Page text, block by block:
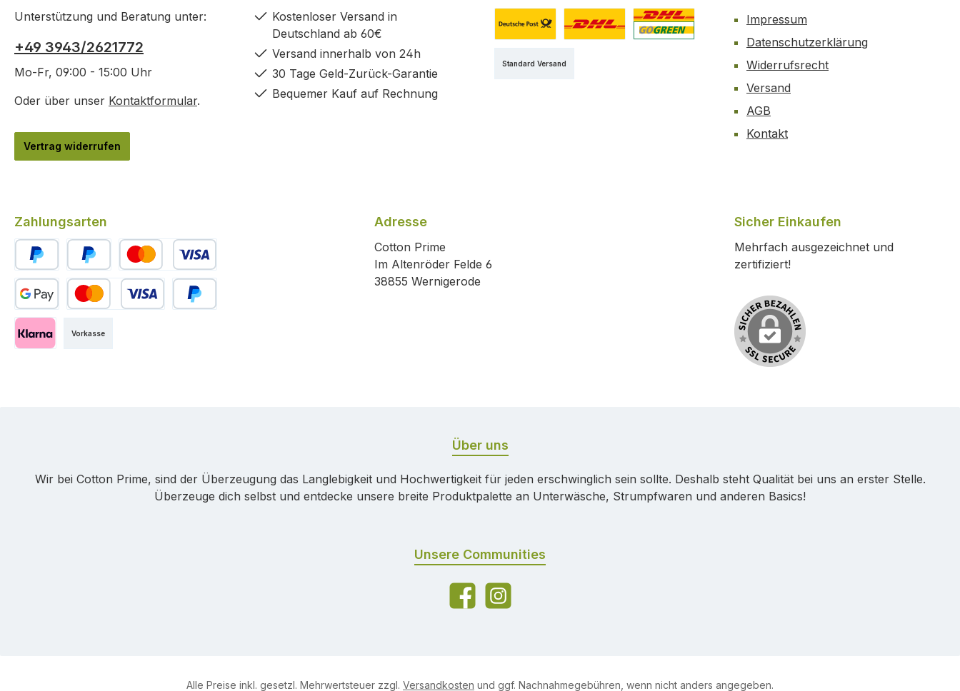
Unterstützung und Beratung unter:
+49 3943/2621772
Mo-Fr, 09:00 - 15:00 Uhr
Oder über unser Kontaktformular.
Vertrag widerrufen
Kostenloser Versand in
Deutschland ab 60€
Versand innerhalb von 24h
30 Tage Geld-Zurück-Garantie
Bequemer Kauf auf Rechnung
Standard Versand
Benutzerdefiniertes Bild 3
Impressum
Datenschutzerklärung
Widerrufsrecht
Versand
AGB
Kontakt
Zahlungsarten
Vorkasse
PayPal Später BezahlenKredit- oder Debitkarte
Benutzerdefiniertes Bild 1
Adresse
Cotton Prime
Im Altenröder Felde 6
38855 Wernigerode
Sicher Einkaufen
Mehrfach ausgezeichnet und
zertifiziert!
Über uns
Wir bei Cotton Prime, sind der Überzeugung das Langlebigkeit und Hochwertigkeit für jeden erschwinglich sein sollte. Deshalb steht Qualität bei uns an erster Stelle.
Überzeuge dich selbst und entdecke unsere breite Produktpalette an Unterwäsche, Strumpfwaren und anderen Basics!
Unsere Communities
FacebookInstagram
Alle Preise inkl. gesetzl. Mehrwertsteuer zzgl. Versandkosten und ggf. Nachnahmegebühren, wenn nicht anders angegeben.